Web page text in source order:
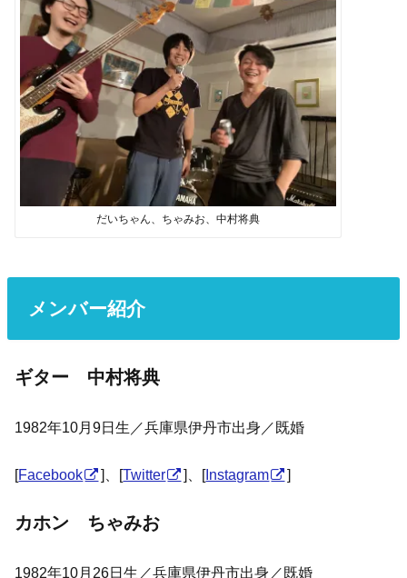
だいちゃん、ちゃみお、中村将典
メンバー紹介
ギター 中村将典
1982年10月9日生／兵庫県伊丹市出身／既婚
[Facebook ]、[Twitter ]、[Instagram ]
カホン ちゃみお
1982年10月26日生／兵庫県伊丹市出身／既婚